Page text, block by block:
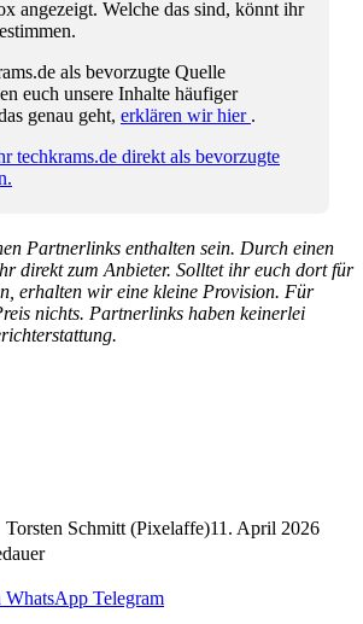
angezeigt. Welche das sind, könnt ihr
als bevorzugte Quelle
euch unsere Inhalte häufiger
genau geht, erklären wir hier .
techkrams.de direkt als bevorzugte
Partnerlinks enthalten sein. Durch einen
direkt zum Anbieter. Solltet ihr euch dort für
erhalten wir eine kleine Provision. Für
nichts. Partnerlinks haben keinerlei
Torsten Schmitt (Pixelaffe)11. April 2026
WhatsApp Telegram